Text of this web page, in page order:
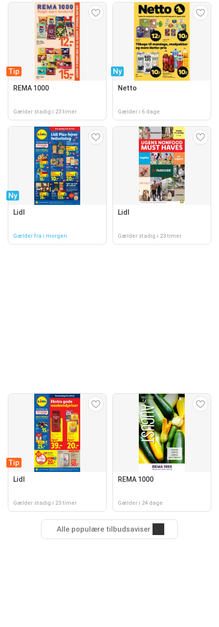
Tip
REMA 1000
Gælder stadig i 23 timer
Ny
Netto
Gælder i 6 dage
Ny
Lidl
Gælder fra i morgen
Lidl
Gælder stadig i 23 timer
Tip
Lidl
Gælder stadig i 23 timer
REMA 1000
Gælder i 24 dage
Alle populære tilbudsaviser